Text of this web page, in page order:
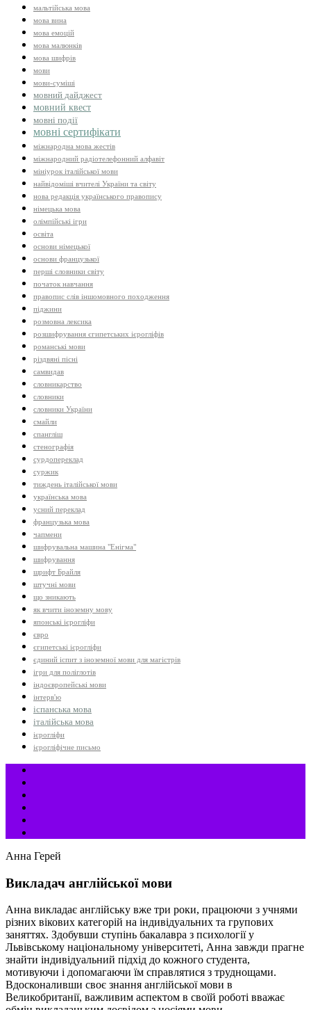
мальтійська мова
мова вина
мова емоцій
мова малюнків
мова шифрів
мови
мови-суміші
мовний дайджест
мовний квест
мовні події
мовні сертифікати
міжнародна мова жестів
міжнародний радіотелефонний алфавіт
мініурок італійської мови
найвідоміші вчителі України та світу
нова редакція українського правопису
німецька мова
олімпійські ігри
освіта
основи німецької
основи французької
перші словники світу
початок навчання
правопис слів іншомовного походження
піджини
розмовна лексика
розшифрування єгипетських ієрогліфів
романські мови
різдвяні пісні
самвидав
словникарство
словники
словники України
смайли
спангліш
стенографія
сурдопереклад
суржик
тиждень італійської мови
українська мова
усний переклад
французька мова
чапмени
шифрувальна машина "Енігма"
шифрування
шрифт Брайля
штучні мови
що зникають
як вчити іноземну мову
японські ієрогліфи
євро
єгипетські ієрогліфи
єдиний іспит з іноземної мови для магістрів
ігри для поліглотів
індоєвропейські мови
інтерв'ю
іспанська мова
італійська мова
ієрогліфи
ієрогліфічне письмо
Анна Герей
Викладач англійської мови
Анна викладає англійську вже три роки, працюючи з учнями
різних вікових категорій на індивідуальних та групових
заняттях. Здобувши ступінь бакалавра з психології у
Львівському національному університеті, Анна завжди прагне
знайти індивідуальний підхід до кожного студента,
мотивуючи і допомагаючи їм справлятися з труднощами.
Вдосконаливши своє знання англійської мови в
Великобританії, важливим аспектом в своїй роботі вважає